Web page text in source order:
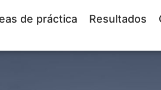
de práctica Resultados